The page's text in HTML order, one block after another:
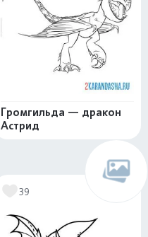
Громгильда — дракон
Астрид
39